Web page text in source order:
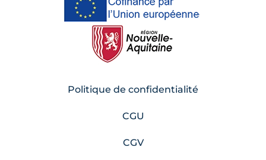
Politique de confidentialité
CGU
CGV